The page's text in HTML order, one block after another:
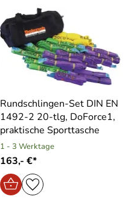
Rundschlingen-Set DIN EN
1492-2 20-tlg, DoForce1,
praktische Sporttasche
1 - 3 Werktage
163,- €*